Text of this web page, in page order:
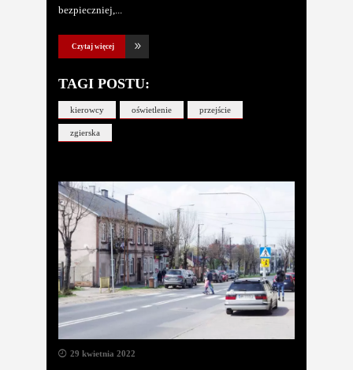
bezpieczniej,
Czytaj więcej
TAGI POSTU:
kierowcy oświetlenie przejście
zgierska
29 kwietnia 2022